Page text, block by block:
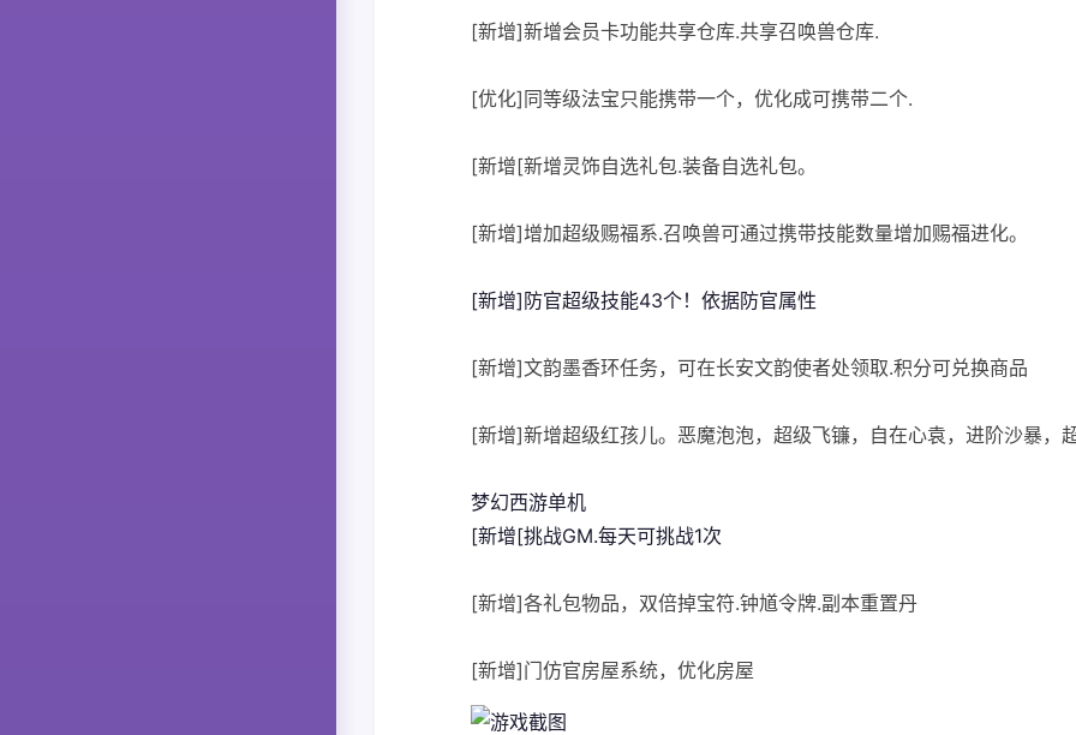
[新增]新增会员卡功能共享仓库.共享召唤兽仓库.
[优化]同等级法宝只能携带一个，优化成可携带二个.
[新增[新增灵饰自选礼包.装备自选礼包。
[新增]增加超级赐福系.召唤兽可通过携带技能数量增加赐福进化。
[新增]防官超级技能43个！依据防官属性
[新增]文韵墨香环任务，可在长安文韵使者处领取.积分可兑换商品
[新增]新增超级红孩儿。恶魔泡泡，超级飞镰，自在心袁，进阶沙暴，
梦幻西游单机
[新增[挑战GM.每天可挑战1次
[新增]各礼包物品，双倍掉宝符.钟馗令牌.副本重置丹
[新增]门仿官房屋系统，优化房屋